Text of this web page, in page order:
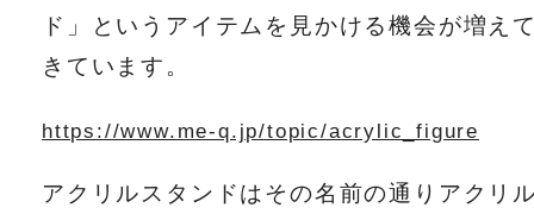
ド」というアイテムを見かける機会が増え
きています。
https://www.me-q.jp/topic/acrylic_figure
アクリルスタンドはその名前の通りアクリ